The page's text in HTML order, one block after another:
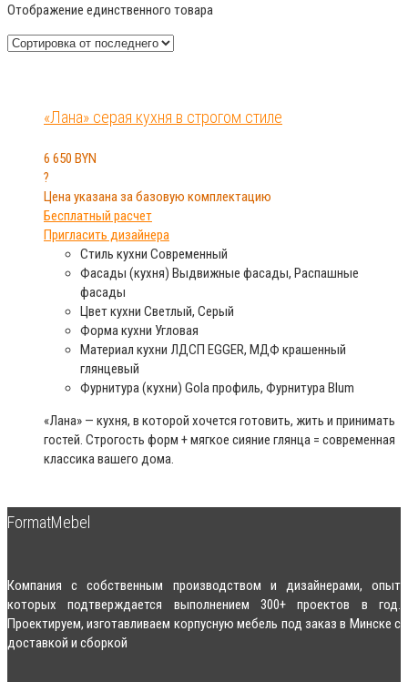
Отображение единственного товара
«Лана» серая кухня в строгом стиле
6 650 BYN
?
Цена указана за базовую комплектацию
Бесплатный расчет
Пригласить дизайнера
Стиль кухни Современный
Фасады (кухня) Выдвижные фасады, Распашные
фасады
Цвет кухни Светлый, Серый
Форма кухни Угловая
Материал кухни ЛДСП EGGER, МДФ крашенный
глянцевый
Фурнитура (кухни) Gola профиль, Фурнитура Blum
«Лана» — кухня, в которой хочется готовить, жить и принимать
гостей. Строгость форм + мягкое сияние глянца = современная
классика вашего дома.
FormatMebel
Компания с собственным производством и дизайнерами, опыт
которых подтверждается выполнением 300+ проектов в год.
Проектируем, изготавливаем корпусную мебель под заказ в Минске с
доставкой и сборкой